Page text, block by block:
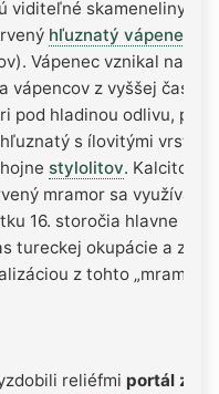
viditeľné skameneliny
hľuznatý vápenec
Vápenec vznikal na
vápencov z vyššej časti
pod hladinou odlivu, pod
s ílovitými
stylolitov. Kalcitové
mramor sa využíval v
16. storočia hlavne na
tureckej okupácie a
z tohto
reliéfmi portál